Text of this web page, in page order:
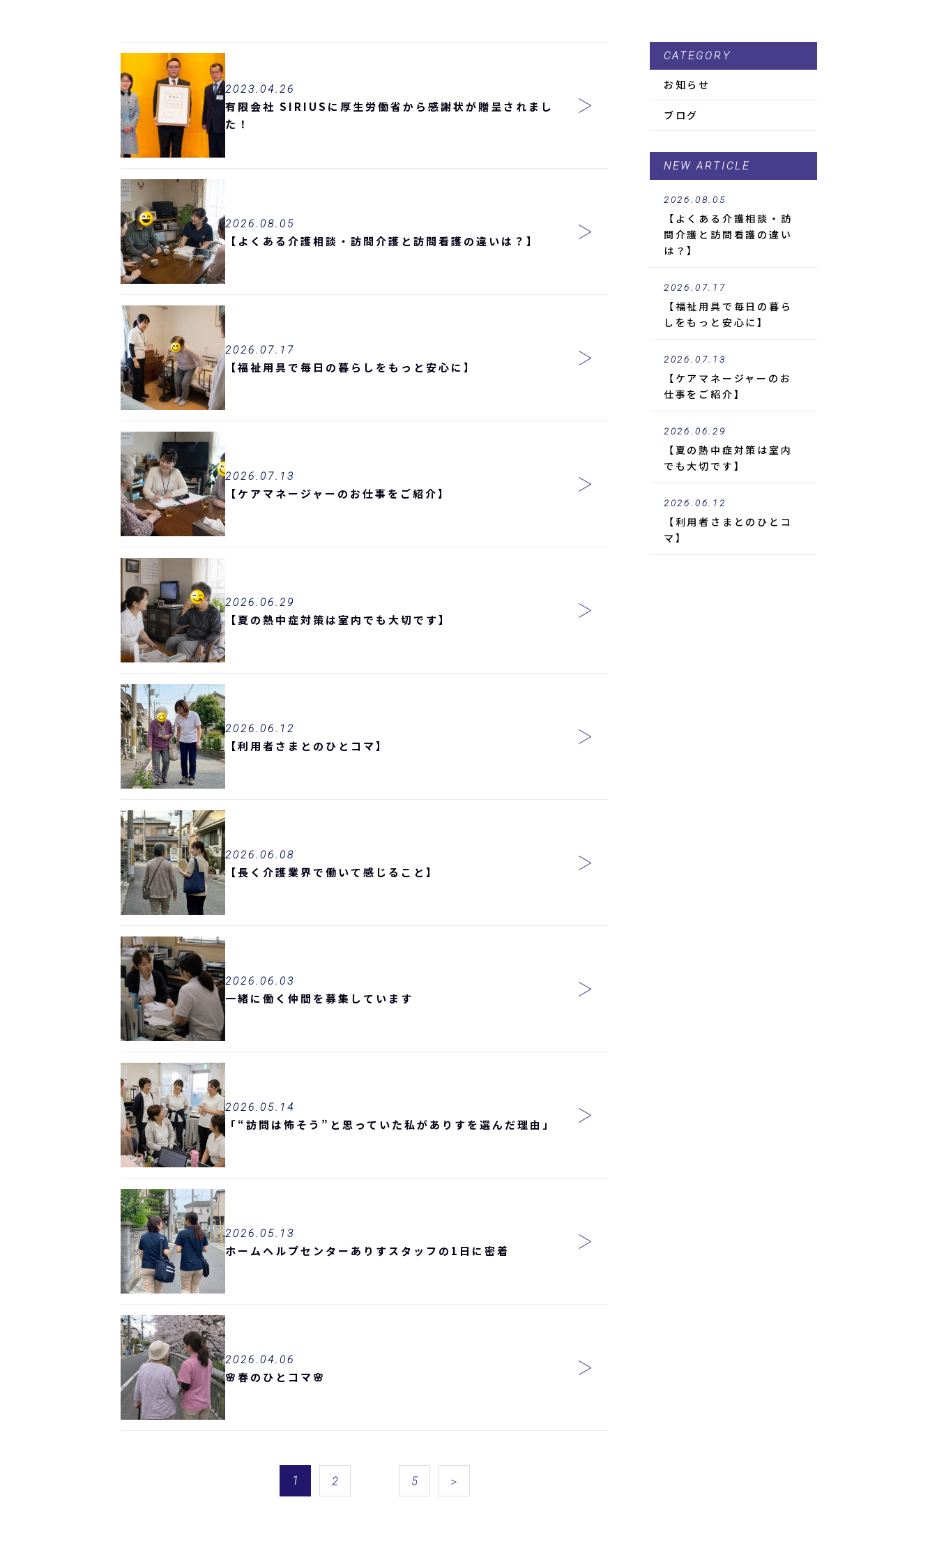
2023.04.26
有限会社 SIRIUSに厚生労働省から感謝状が贈呈されまし
た！
2026.08.05
【よくある介護相談・訪問介護と訪問看護の違いは？】
2026.07.17
【福祉用具で毎日の暮らしをもっと安心に】
2026.07.13
【ケアマネージャーのお仕事をご紹介】
2026.06.29
【夏の熱中症対策は室内でも大切です】
2026.06.12
【利用者さまとのひとコマ】
2026.06.08
【長く介護業界で働いて感じること】
2026.06.03
一緒に働く仲間を募集しています
2026.05.14
「“訪問は怖そう”と思っていた私がありすを選んだ理由」
2026.05.13
ホームヘルプセンターありすスタッフの1日に密着
2026.04.06
🌸春のひとコマ🌸
1 2 5 ＞
CATEGORY
お知らせ
ブログ
NEW ARTICLE
2026.08.05
【よくある介護相談・訪
問介護と訪問看護の違い
は？】
2026.07.17
【福祉用具で毎日の暮ら
しをもっと安心に】
2026.07.13
【ケアマネージャーのお
仕事をご紹介】
2026.06.29
【夏の熱中症対策は室内
でも大切です】
2026.06.12
【利用者さまとのひとコ
マ】